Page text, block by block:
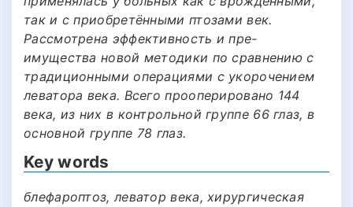
так и с приобретёнными птозами век.
Рассмотрена эффективность и пре-
имущества новой методики по сравнению с
традиционными операциями с укорочением
леватора века. Всего прооперировано 144
века, из них в контрольной группе 66 глаз, в
основной группе 78 глаз.
Key words
блефароптоз, леватор века, хирургическая